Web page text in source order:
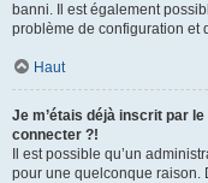
banni. Il est également
problème de configuration et
Haut
Je m’étais déjà inscrit par
connecter ?!
Il est possible qu’un
pour une quelconque raison.